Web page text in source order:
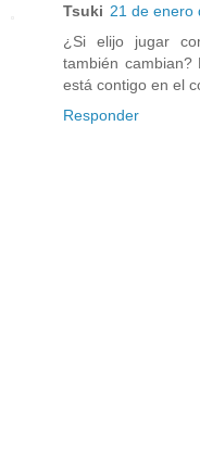
Tsuki 21 de enero
¿Si elijo jugar
también cambian?
está contigo en el
Responder